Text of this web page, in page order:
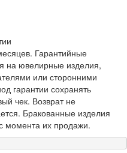
Гарантийные
на ювелирные изделия,
или сторонними
гарантии сохранять
чек. Возврат не
Бракованные изделия
момента их продажи.